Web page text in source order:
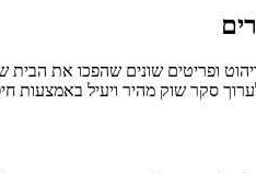
ופריטים שונים שהפכו את הבית
סקר שוק מהיר ויעיל באמצעות